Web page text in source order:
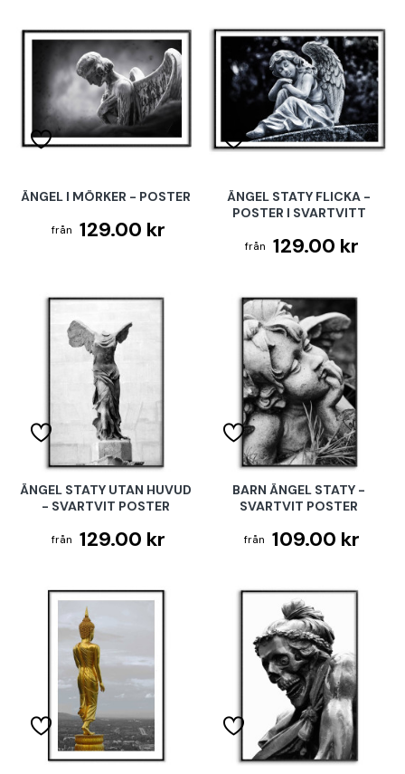
ÄNGEL I MÖRKER - POSTER
129.00 kr
ÄNGEL STATY FLICKA -
POSTER I SVARTVITT
129.00 kr
ÄNGEL STATY UTAN HUVUD
- SVARTVIT POSTER
129.00 kr
BARN ÄNGEL STATY -
SVARTVIT POSTER
109.00 kr